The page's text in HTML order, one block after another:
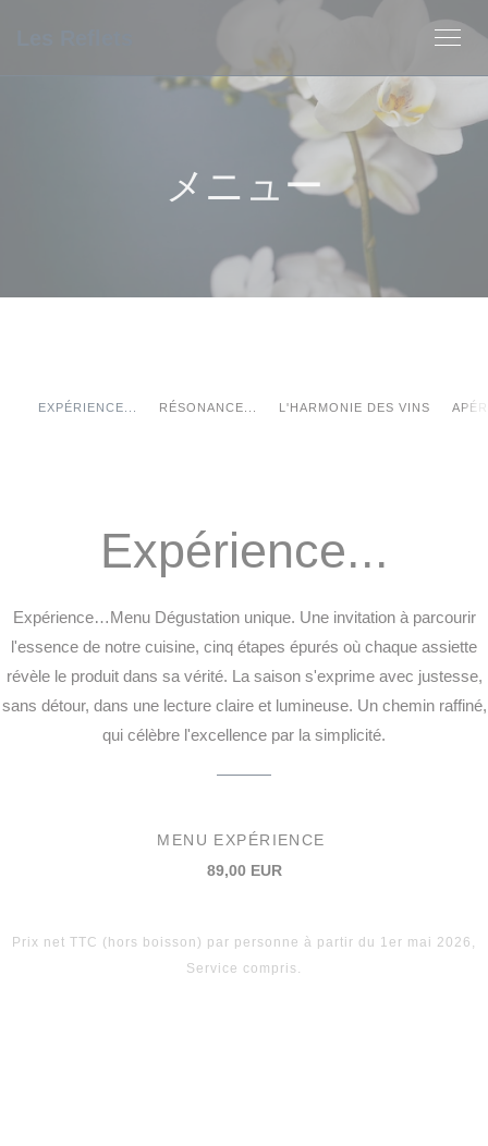
メニュー
EXPÉRIENCE... RÉSONANCE... L'HARMONIE DES VINS
Expérience...
Expérience…Menu Dégustation unique. Une invitation à parcourir
l'essence de notre cuisine, cinq étapes épurés où chaque assiette
révèle le produit dans sa vérité. La saison s'exprime avec justesse,
sans détour, dans une lecture claire et lumineuse. Un chemin raffiné,
qui célèbre l'excellence par la simplicité.
MENU EXPÉRIENCE
89,00 EUR
Prix net TTC (hors boisson) par personne à partir du 1er mai 2026,
Service compris.